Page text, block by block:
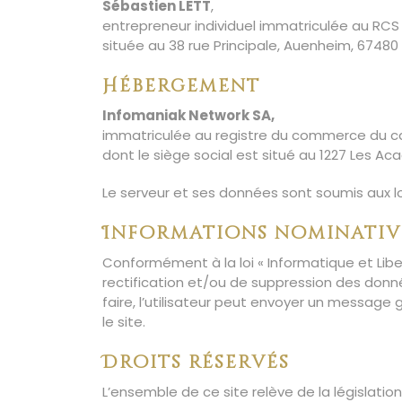
Sébastien LETT,
entrepreneur individuel immatriculée au RCS
située au 38 rue Principale, Auenheim, 67480
Hébergement
Infomaniak Network SA,
immatriculée au registre du commerce du
dont le siège social est situé au 1227 Les
Le serveur et ses données sont soumis aux
Informations
Conformément à la loi « Informatique et
rectification et/ou de suppression des
faire, l’utilisateur peut envoyer un
le site.
Droits réservés
L’ensemble de ce site relève de la